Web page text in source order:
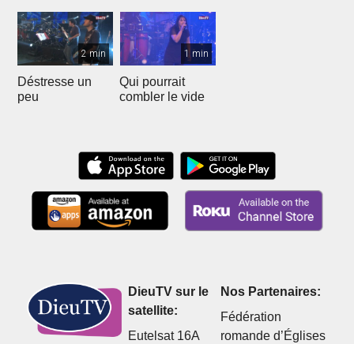
2 min
Déstresse un
peu
1 min
Qui pourrait
combler le vide
DieuTV sur le
satellite:
Eutelsat 16A
Nos Partenaires:
Fédération
romande d’Églises